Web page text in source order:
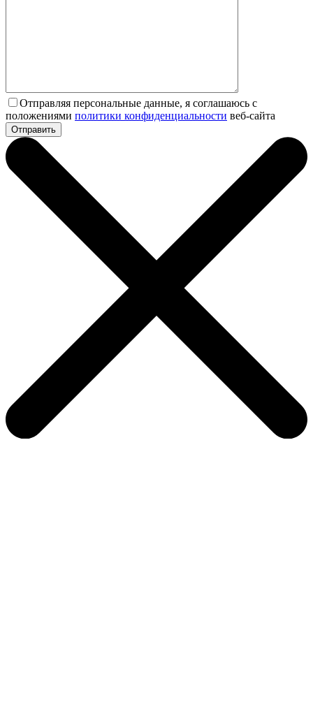
Отправляя персональные данные, я соглашаюсь с
положениями политики конфиденциальности веб-сайта